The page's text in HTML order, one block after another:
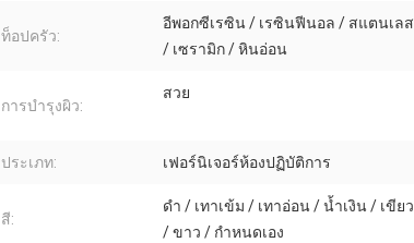
ท็อปครัว:
อีพอกซีเรซิน / เรซินฟีนอล / สแตนเลส
/ เซรามิก / หินอ่อน
การบํารุงผิว:
สวย
ประเภท: เฟอร์นิเจอร์ห้องปฏิบัติการ
สี:
ดำ / เทาเข้ม / เทาอ่อน / น้ำเงิน / เขียว
/ ขาว / กำหนดเอง